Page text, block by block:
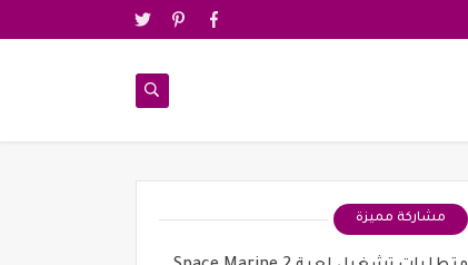
مشاركة مميزة